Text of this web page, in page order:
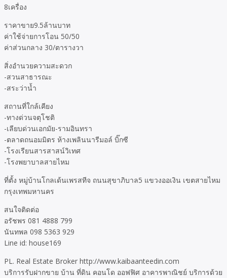
8เครื่อง
ราคาขาย9.5ล้านบาท
ค่าใช้จ่ายการโอน 50/50
ค่าส่วนกลาง 30/ตารางวา
สิ่งอำนวยความสะดวก
-สวนสาธารณะ
-สระว่าน้ำ
สถานที่ใกล้เคียง
-ทางด่วนจตุโชติ
-เลียบด่วนเอกมัย-รามอินทรา
-ตลาดถนอมมิตร ห้างเพลินนารีมอล์ บิ๊กซี
-โรงเรียนสารสาสน์วิเทศ
-โรงพยาบาลสายไหม
ที่ตั้ง หมู่บ้านโกลเด้นเพรสทีจ ถนนสุขาภิบาล5 แขวงออเงิน เขตสายไหม
กรุงเทพมหานคร
สนใจติดต่อ
อรัชพร 081 4888 799
นันทพล 098 5363 929
Line id: house169
PL. Real Estate Broker http://www.kaibaanteedin.com
บริการรับฝากขาย บ้าน ที่ดิน คอนโด ออฟฟิศ อาคารพาณิชย์ บริการด้วย